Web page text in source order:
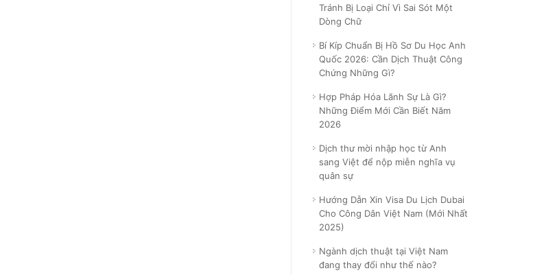
Tránh Bị Loại Chỉ Vì Sai Sót Một
Dòng Chữ
Bí Kíp Chuẩn Bị Hồ Sơ Du Học Anh
Quốc 2026: Cần Dịch Thuật Công
Chứng Những Gì?
Hợp Pháp Hóa Lãnh Sự Là Gì?
Những Điểm Mới Cần Biết Năm
2026
Dịch thư mời nhập học từ Anh
sang Việt để nộp miễn nghĩa vụ
quân sự
Hướng Dẫn Xin Visa Du Lịch Dubai
Cho Công Dân Việt Nam (Mới Nhất
2025)
Ngành dịch thuật tại Việt Nam
đang thay đổi như thế nào?